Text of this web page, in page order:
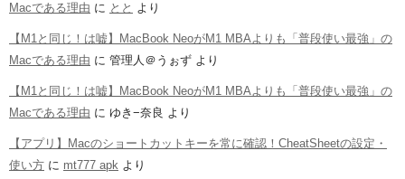
Macである理由 に とと より
【M1と同じ！は嘘】MacBook NeoがM1 MBAよりも「普段使い最強」の
Macである理由 に 管理人＠うぉず より
【M1と同じ！は嘘】MacBook NeoがM1 MBAよりも「普段使い最強」の
Macである理由 に ゆき−奈良 より
【アプリ】Macのショートカットキーを常に確認！CheatSheetの設定・
使い方 に mt777 apk より